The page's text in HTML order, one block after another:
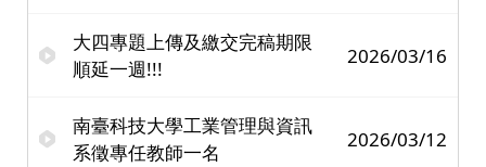
大四專題上傳及繳交完稿期限
順延一週!!!
2026/03/16
南臺科技大學工業管理與資訊
系徵專任教師一名
2026/03/12